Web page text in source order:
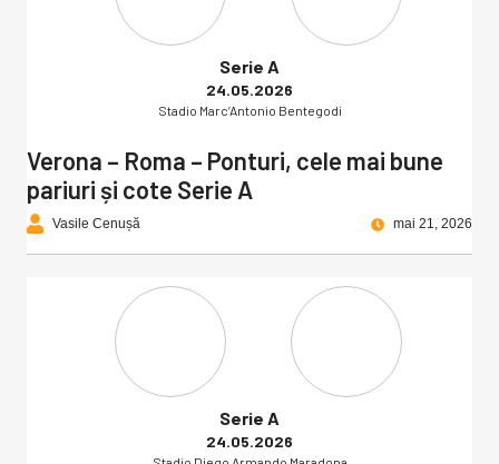
Serie A
24.05.2026
Stadio Marc’Antonio Bentegodi
Verona – Roma – Ponturi, cele mai bune
pariuri și cote Serie A
Vasile Cenușă mai 21, 2026
Serie A
24.05.2026